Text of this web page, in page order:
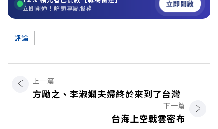
立即開通！解鎖專屬服務 立即開啟
評論
上一篇
方勵之、李淑嫻夫婦終於來到了台灣
下一篇
台海上空戰雲密布